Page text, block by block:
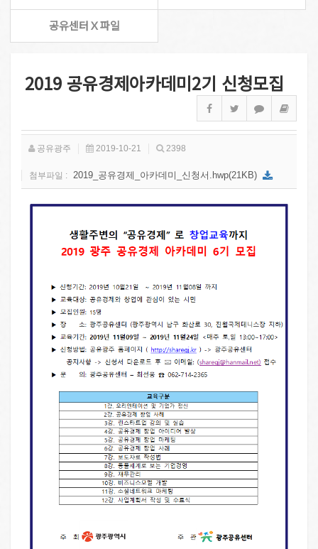
공유센터 X 파일
2019 공유경제아카데미2기 신청모집
공유광주 2019-10-21 2398
첨부파일 : 2019_공유경제_아카데미_신청서.hwp(21KB)